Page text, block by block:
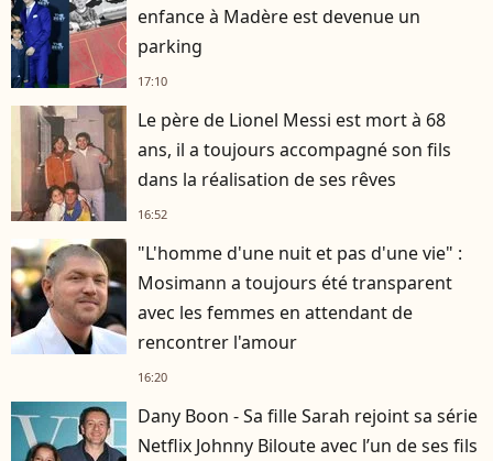
enfance à Madère est devenue un
parking
17:10
Le père de Lionel Messi est mort à 68
ans, il a toujours accompagné son fils
dans la réalisation de ses rêves
16:52
"L'homme d'une nuit et pas d'une vie" :
Mosimann a toujours été transparent
avec les femmes en attendant de
rencontrer l'amour
16:20
Dany Boon - Sa fille Sarah rejoint sa série
Netflix Johnny Biloute avec l’un de ses fils